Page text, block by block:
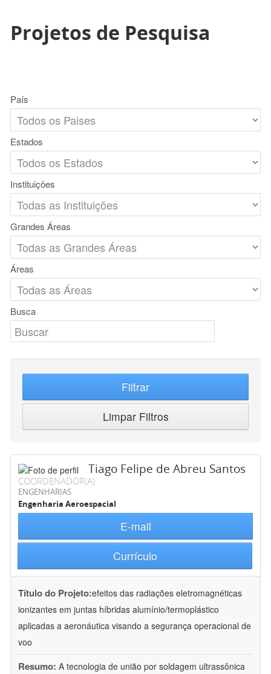
Projetos de Pesquisa
País
Estados
Instituições
Grandes Áreas
Áreas
Busca
Filtrar
Limpar Filtros
Tiago Felipe de Abreu Santos
COORDENADOR(A)
ENGENHARIAS
Engenharia Aeroespacial
E-mail
Currículo
Título do Projeto:efeitos das radiações eletromagnéticas
ionizantes em juntas híbridas alumínio/termoplástico
aplicadas a aeronáutica visando a segurança operacional de
voo
Resumo: A tecnologia de união por soldagem ultrassônica